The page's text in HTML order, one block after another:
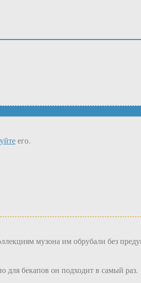
его.
музона им обрубали без
для бекапов он подходит в самый раз.